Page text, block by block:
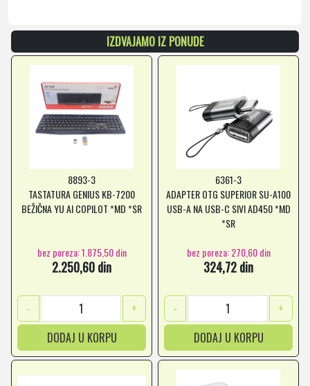
IZDVAJAMO IZ PONUDE
8893-3
TASTATURA GENIUS KB-7200
BEŽIČNA YU AI COPILOT *MD *SR
bez poreza: 1.875,50 din
2.250,60 din
-
+
DODAJ U KORPU
6361-3
ADAPTER OTG SUPERIOR SU-A100
USB-A NA USB-C SIVI AD450 *MD
*SR
bez poreza: 270,60 din
324,72 din
-
+
DODAJ U KORPU